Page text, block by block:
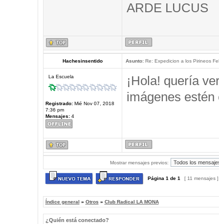
ARDE LUCUS
Hachesinsentido Asunto:Re: Expedicion a los Pirineos
La Escuela
Registrado:Mié Nov 07, 2018
7:36 pm
Mensajes:4
¡Hola! quería
imágenes
Mostrar mensajes previos:
Página 1 de 1 [ 11 mensajes
Índice general » Otros » Club Radical LA MONA
¿Quién está conectado?